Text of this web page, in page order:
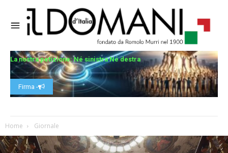
La nostra petizione: Né sinistra Né destra
Firma -
Home Giornale